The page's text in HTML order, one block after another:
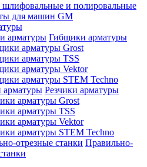
и полировальные
для машин GM
Гибщики арматуры
арматуры Grost
арматуры TSS
арматуры Vektor
арматуры STEM Techno
Резчики арматуры
арматуры Grost
арматуры TSS
арматуры Vektor
арматуры STEM Techno
Правильно-